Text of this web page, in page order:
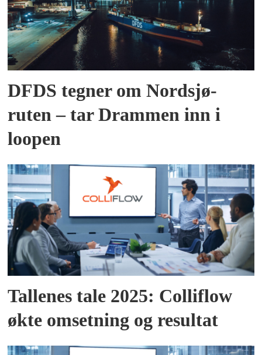
DFDS tegner om Nordsjø-
ruten – tar Drammen inn i
loopen
Tallenes tale 2025: Colliflow
økte omsetning og resultat